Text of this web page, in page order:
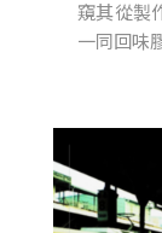
窺其從製
一同回味